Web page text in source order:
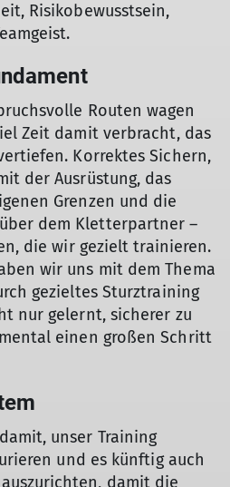
Risikobewusstsein,
Routen wagen
Zeit damit verbracht, das
Korrektes Sichern,
der Ausrüstung, das
Grenzen und die
dem Kletterpartner –
die wir gezielt trainieren.
wir uns mit dem Thema
gezieltes Sturztraining
nur gelernt, sicherer zu
einen großen Schritt
unser Training
und es künftig auch
damit die